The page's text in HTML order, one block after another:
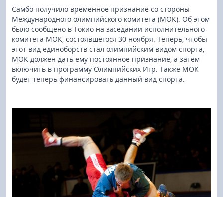
Cамбо получило временное признание со стороны
Международного олимпийского комитета (МОК). Об этом
было сообщено в Токио на заседании исполнительного
комитета МОК, состоявшегося 30 ноября. Теперь, чтобы
этот вид единоборств стал олимпийским видом спорта,
МОК должен дать ему постоянное признание, а затем
включить в программу Олимпийских Игр. Также МОК
будет теперь финансировать данный вид спорта.
Бокс
UFC и MMA
Муай тай